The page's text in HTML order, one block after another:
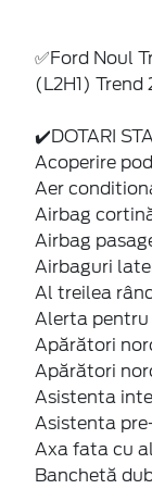
✅Ford Noul
(L2H1) Trend
✔️DOTARI
Acoperire
Aer
Airbag
Airbag
Airbaguri
Al treilea
Alerta
Apărători
Apărători
Asistenta
Asistenta
Axa fata cu
Banchetă